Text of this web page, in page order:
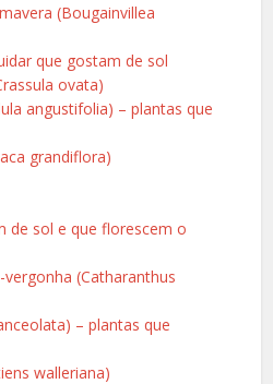
(Bougainvillea
que gostam de sol
ovata)
angustifolia) – plantas que
grandiflora)
de sol e que florescem o
(Catharanthus
– plantas que
walleriana)